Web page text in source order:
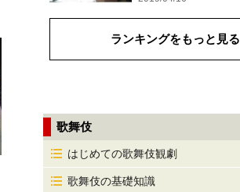
ランキングをもっと見る
歌舞伎
はじめての歌舞伎観劇
歌舞伎の基礎知識